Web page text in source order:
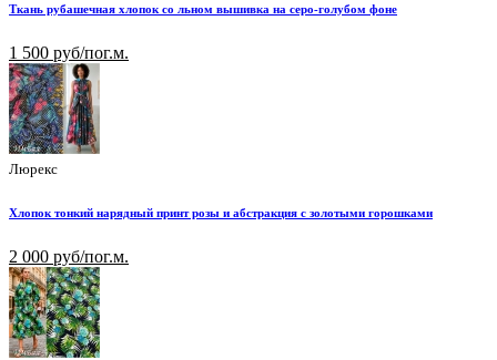
Ткань рубашечная хлопок со льном вышивка на серо-голубом фоне
1 500 руб/пог.м.
Люрекс
Хлопок тонкий нарядный принт розы и абстракция с золотыми горошками
2 000 руб/пог.м.